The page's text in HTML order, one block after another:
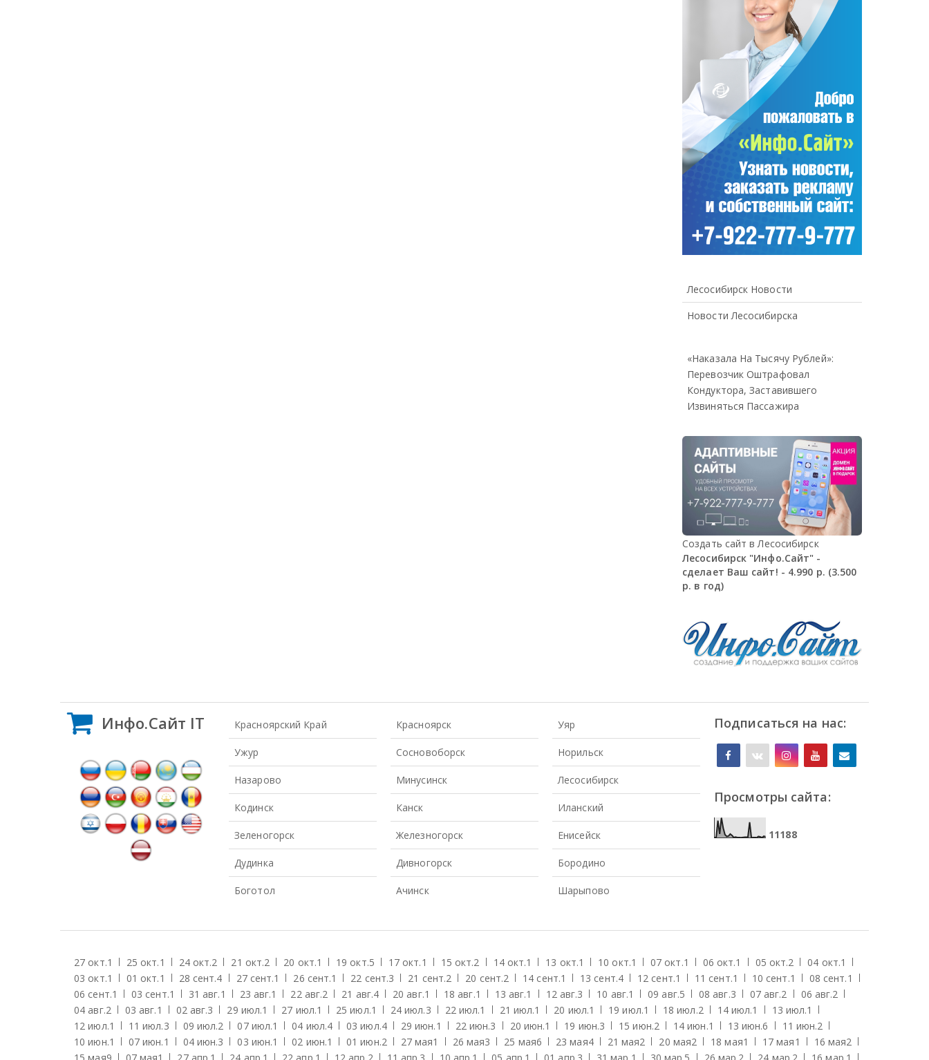
Лесосибирск Новости
Новости Лесосибирска
«Наказала На Тысячу Рублей»:
Перевозчик Оштрафовал
Кондуктора, Заставившего
Извиняться Пассажира
Создать сайт в Лесосибирск
Лесосибирск "Инфо.Сайт" -
сделает Ваш сайт! - 4.990 р. (3.500
р. в год)
Инфо.Сайт IT Красноярский Край
Ужур
Назарово
Кодинск
Зеленогорск
Дудинка
Боготол
Красноярск
Сосновоборск
Минусинск
Канск
Железногорск
Дивногорск
Ачинск
Уяр
Норильск
Лесосибирск
Иланский
Енисейск
Бородино
Шарыпово
Подписаться на нас:
Просмотры сайта:
11188
27 окт.1 25 окт.1 24 окт.2 21 окт.2 20 окт.1 19 окт.5 17 окт.1 15 окт.2 14 окт.1 13 окт.1 10 окт.1 07 окт.1 06 окт.1 05 окт.2 04 окт.1
03 окт.1 01 окт.1 28 сент.4 27 сент.1 26 сент.1 22 сент.3 21 сент.2 20 сент.2 14 сент.1 13 сент.4 12 сент.1 11 сент.1 10 сент.1 08 сент.1
06 сент.1 03 сент.1 31 авг.1 23 авг.1 22 авг.2 21 авг.4 20 авг.1 18 авг.1 13 авг.1 12 авг.3 10 авг.1 09 авг.5 08 авг.3 07 авг.2 06 авг.2
04 авг.2 03 авг.1 02 авг.3 29 июл.1 27 июл.1 25 июл.1 24 июл.3 22 июл.1 21 июл.1 20 июл.1 19 июл.1 18 июл.2 14 июл.1 13 июл.1
12 июл.1 11 июл.3 09 июл.2 07 июл.1 04 июл.4 03 июл.4 29 июн.1 22 июн.3 20 июн.1 19 июн.3 15 июн.2 14 июн.1 13 июн.6 11 июн.2
10 июн.1 07 июн.1 04 июн.3 03 июн.1 02 июн.1 01 июн.2 27 мая1 26 мая3 25 мая6 23 мая4 21 мая2 20 мая2 18 мая1 17 мая1 16 мая2